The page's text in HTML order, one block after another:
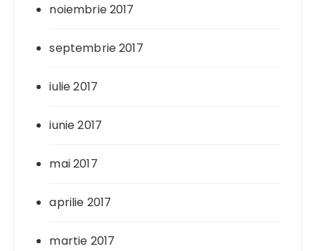
noiembrie 2017
septembrie 2017
iulie 2017
iunie 2017
mai 2017
aprilie 2017
martie 2017